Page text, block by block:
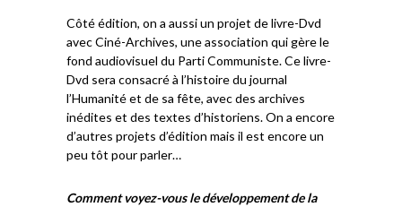
Côté édition, on a aussi un projet de livre-Dvd
avec Ciné-Archives, une association qui gère le
fond audiovisuel du Parti Communiste. Ce livre-
Dvd sera consacré à l’histoire du journal
l’Humanité et de sa fête, avec des archives
inédites et des textes d’historiens. On a encore
d’autres projets d’édition mais il est encore un
peu tôt pour parler…
Comment voyez-vous le développement de la